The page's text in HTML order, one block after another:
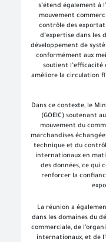
s’étend également à
mouvement
contrôle des
d’expertise dans les
développement de
conformément aux
soutient l’efficacité
améliore la circulation
Dans ce contexte, le
(GOEIC) soutenant
mouvement du
marchandises
technique et du
internationaux en
des données, ce qui
renforcer la
La réunion a
dans les domaines du
commerciale, de
internationaux, et de